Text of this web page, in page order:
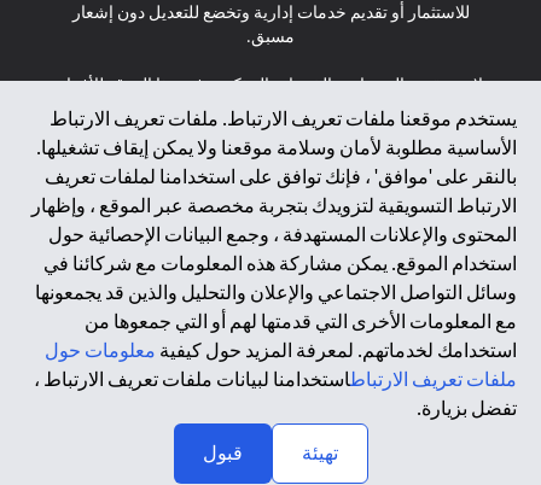
يستخدم موقعنا ملفات تعريف الارتباط. ملفات تعريف الارتباط
الأساسية مطلوبة لأمان وسلامة موقعنا ولا يمكن إيقاف تشغيلها.
بالنقر على 'موافق' ، فإنك توافق على استخدامنا لملفات تعريف
الارتباط التسويقية لتزويدك بتجربة مخصصة عبر الموقع ، وإظهار
المحتوى والإعلانات المستهدفة ، وجمع البيانات الإحصائية حول
استخدام الموقع. يمكن مشاركة هذه المعلومات مع شركائنا في
وسائل التواصل الاجتماعي والإعلان والتحليل والذين قد يجمعونها
مع المعلومات الأخرى التي قدمتها لهم أو التي جمعوها من
استخدامك لخدماتهم. لمعرفة المزيد حول كيفية معلومات حول
ملفات تعريف الارتباطاستخدامنا لبيانات ملفات تعريف الارتباط ،
تفضل بزيارة.
تهيئة
قبول
للاستثمار أو تقديم خدمات إدارية وتخضع للتعديل دون إشعار
مسبق.
لا يتم تقديم المنتجات والخدمات المذكورة في هذا الموقع للأفراد
المقيمين في الاتحاد الأوروبي أو المنطقة الاقتصادية الأوروبية أو
سويسرا أو غيرنسي أو جيرسي أو موناكو أو سان مارينو أو
الفاتيكان أو جزيرة مان أو المملكة المتحدة أو خصوصية البيانات
(لائحة حماية البيانات العامة \ قانون حماية البيانات الشخصية
العامة \ قانون خصوصية نيوزيلندا). المحتوى الموجود في هذه
الصفحة ليس ولا ينبغي تفسيره على أنه عرض أو دعوة أو دعوة
لشراء أو بيع أي من المنتجات والخدمات المذكورة هنا لمثل هؤلاء
الأفراد.
*GDPR – اللائحة العامة لحماية البيانات؛ * LGPD – Lei Geral de
Proteção de Dados Pessoais ; *NZPA – قانون الخصوصية
النيوزيلندي
2025 citibank.ae